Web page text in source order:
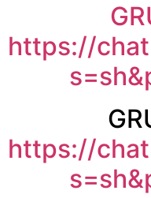
https://
https://